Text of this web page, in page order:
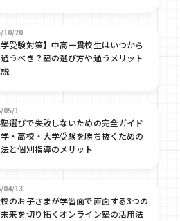
10/20
学受験対策】中高一貫校生はいつから
うべき？塾の選び方や通うメリット
05/1
選びで失敗しないための完全ガイド
学・高校・大学受験を勝ち抜くための
と個別指導のメリット
04/13
のお子さまが学習面で直面する3つの
来を切り拓くオンライン塾の活用法